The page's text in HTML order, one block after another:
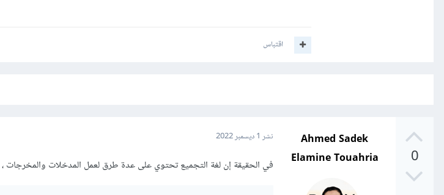
اقتباس
0
Ahmed Sadek
Elamine Touahria
نشر 1 ديسمبر 2022
في الحقيقة إن لغة التجميع تحتوي على عدة طرق لعمل المدخلات والمخرجات